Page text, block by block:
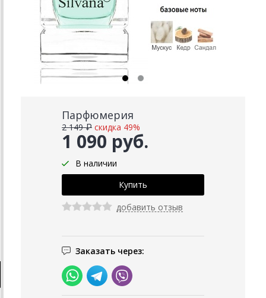
Парфюмерия
1 090 руб.
2 149 ₽ скидка 49%
В наличии
добавить отзыв
Заказать через: